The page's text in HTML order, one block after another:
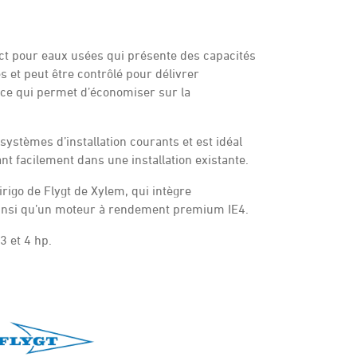
pour eaux usées qui présente des capacités
et peut être contrôlé pour délivrer
qui permet d’économiser sur la
d’installation courants et est idéal
facilement dans une installation existante.
de Flygt de Xylem, qui intègre
qu’un moteur à rendement premium IE4.
et 4 hp.